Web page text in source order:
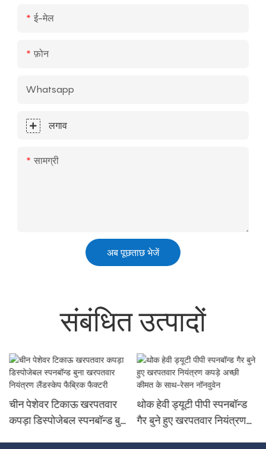
ई-मेल
फ़ोन
Whatsapp
लगाव
सामग्री
अब पूछताछ भेजें
संबंधित उत्पादों
थोक हेवी ड्यूटी पीपी स्पनबॉन्ड
गैर बुने हुए खरपतवार नियंत्रण
भूरे रंग और काले रंग के
खरपतवार नियंत्रण और यूवी